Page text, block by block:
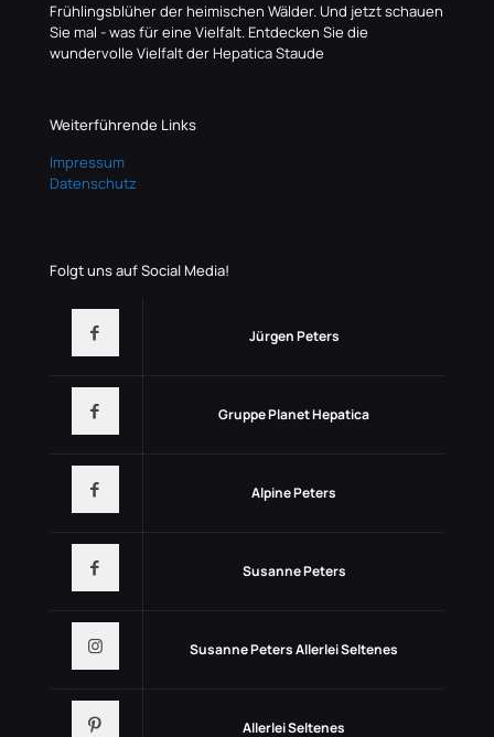
Frühlingsblüher der heimischen Wälder. Und jetzt schauen
Sie mal - was für eine Vielfalt. Entdecken Sie die
wundervolle Vielfalt der Hepatica Staude
Weiterführende Links
Impressum
Datenschutz
Folgt uns auf Social Media!
Jürgen Peters
Gruppe Planet Hepatica
Alpine Peters
Susanne Peters
Susanne Peters Allerlei Seltenes
Allerlei Seltenes